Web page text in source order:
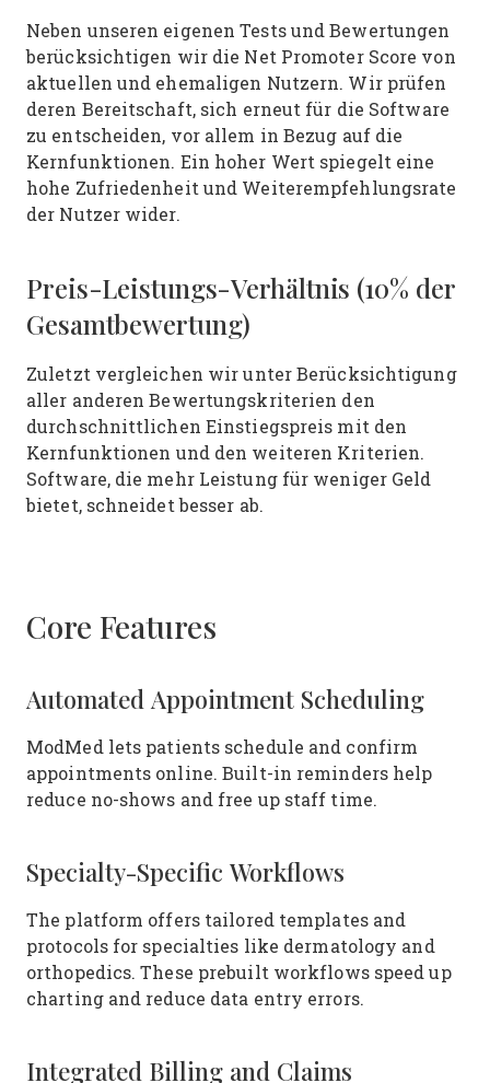
Neben unseren eigenen Tests und Bewertungen
berücksichtigen wir die Net Promoter Score von
aktuellen und ehemaligen Nutzern. Wir prüfen
deren Bereitschaft, sich erneut für die Software
zu entscheiden, vor allem in Bezug auf die
Kernfunktionen. Ein hoher Wert spiegelt eine
hohe Zufriedenheit und Weiterempfehlungsrate
der Nutzer wider.
Preis-Leistungs-Verhältnis (10% der
Gesamtbewertung)
Zuletzt vergleichen wir unter Berücksichtigung
aller anderen Bewertungskriterien den
durchschnittlichen Einstiegspreis mit den
Kernfunktionen und den weiteren Kriterien.
Software, die mehr Leistung für weniger Geld
bietet, schneidet besser ab.
Core Features
Automated Appointment Scheduling
ModMed lets patients schedule and confirm
appointments online. Built-in reminders help
reduce no-shows and free up staff time.
Specialty-Specific Workflows
The platform offers tailored templates and
protocols for specialties like dermatology and
orthopedics. These prebuilt workflows speed up
charting and reduce data entry errors.
Integrated Billing and Claims